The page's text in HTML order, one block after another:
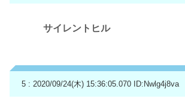
サイレントヒル
5 : 2020/09/24(木) 15:36:05.070 ID:Nwlg4j8va